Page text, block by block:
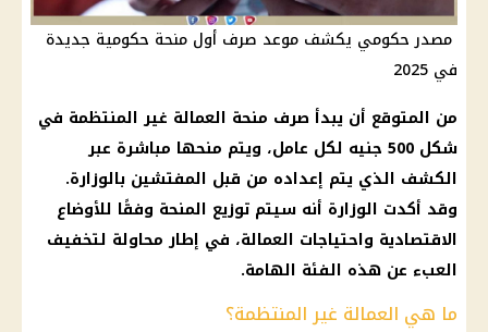
مصدر حكومي يكشف موعد صرف أول منحة حكومية جديدة
في 2025
من المتوقع أن يبدأ صرف منحة العمالة غير المنتظمة في
شكل 500 جنيه لكل عامل، ويتم منحها مباشرة عبر
الكشف الذي يتم إعداده من قبل المفتشين بالوزارة.
وقد أكدت الوزارة أنه سيتم توزيع المنحة وفقًا للأوضاع
الاقتصادية واحتياجات العمالة، في إطار محاولة لتخفيف
العبء عن هذه الفئة الهامة.
ما هي العمالة غير المنتظمة؟